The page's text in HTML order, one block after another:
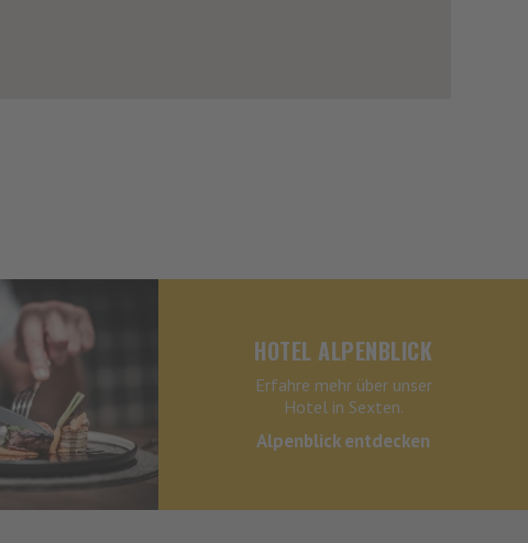
HOTEL ALPENBLICK
Erfahre mehr über unser
Hotel in Sexten.
Alpenblick entdecken